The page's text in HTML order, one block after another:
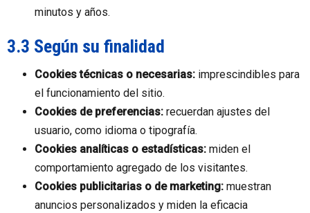
minutos y años.
3.3 Según su finalidad
Cookies técnicas o necesarias: imprescindibles para
el funcionamiento del sitio.
Cookies de preferencias: recuerdan ajustes del
usuario, como idioma o tipografía.
Cookies analíticas o estadísticas: miden el
comportamiento agregado de los visitantes.
Cookies publicitarias o de marketing: muestran
anuncios personalizados y miden la eficacia